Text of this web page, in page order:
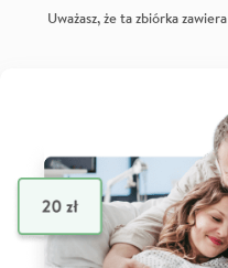
Uważasz, że ta zbiórka zawiera